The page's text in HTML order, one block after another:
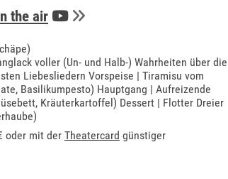
the air
voller (Un- und Halb-) Wahrheiten über die
Liebesliedern Vorspeise | Tiramisu vom
Basilikumpesto) Hauptgang | Aufreizende
Kräuterkartoffel) Dessert | Flotter Dreier
oder mit der Theatercard günstiger